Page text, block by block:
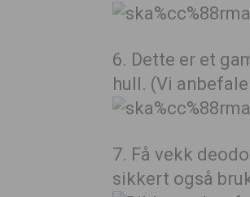
6. Dette er et
hull. (Vi
7. Få vekk
sikkert også